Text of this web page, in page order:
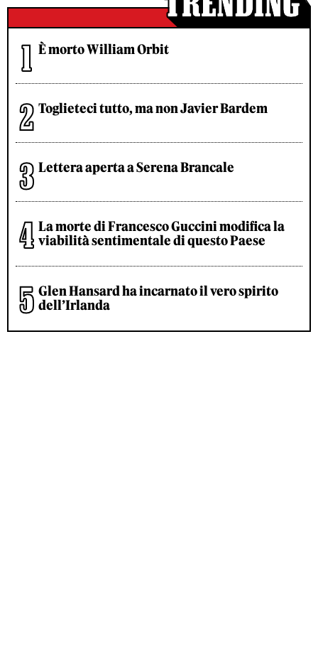
È morto William Orbit
Toglieteci tutto, ma non Javier Bardem
Lettera aperta a Serena Brancale
La morte di Francesco Guccini modifica la
viabilità sentimentale di questo Paese
Glen Hansard ha incarnato il vero spirito
dell’Irlanda